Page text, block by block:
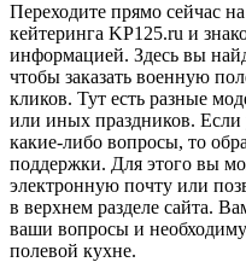
Переходите прямо сейчас
кейтеринга KP125.ru и
информацией. Здесь вы
чтобы заказать военную
кликов. Тут есть разные
или иных праздников. Если
какие-либо вопросы, то
поддержки. Для этого вы
электронную почту или
в верхнем разделе сайта.
ваши вопросы и
полевой кухне.